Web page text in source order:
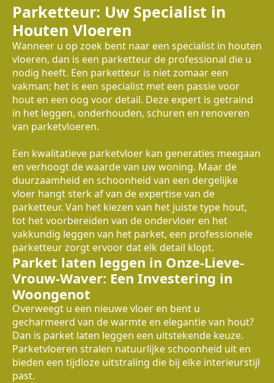
Parketteur: Uw Specialist in
Houten Vloeren
Wanneer u op zoek bent naar een specialist in houten
vloeren, dan is een parketteur de professional die u
nodig heeft. Een parketteur is niet zomaar een
vakman; het is een specialist met een passie voor
hout en een oog voor detail. Deze expert is getraind
in het leggen, onderhouden, schuren en renoveren
van parketvloeren.
Een kwalitatieve parketvloer kan generaties meegaan
en verhoogt de waarde van uw woning. Maar de
duurzaamheid en schoonheid van een dergelijke
vloer hangt sterk af van de expertise van de
parketteur. Van het kiezen van het juiste type hout,
tot het voorbereiden van de ondervloer en het
vakkundig leggen van het parket, een professionele
parketteur zorgt ervoor dat elk detail klopt.
Parket laten leggen in Onze-Lieve-
Vrouw-Waver: Een Investering in
Woongenot
Overweegt u een nieuwe vloer en bent u
gecharmeerd van de warmte en elegantie van hout?
Dan is parket laten leggen een uitstekende keuze.
Parketvloeren stralen natuurlijke schoonheid uit en
bieden een tijdloze uitstraling die bij elke interieurstijl
past.